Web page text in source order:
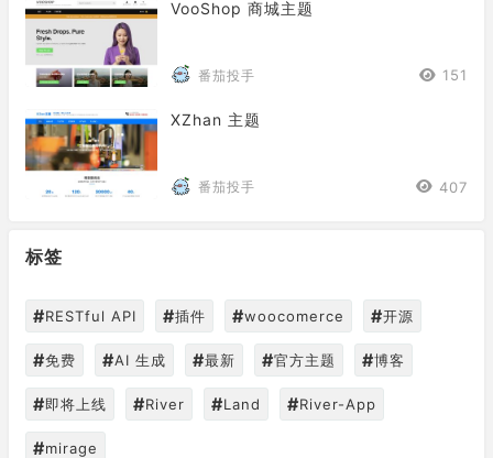
VooShop 商城主题
番茄投手 151
XZhan 主题
番茄投手 407
标签
#RESTful API #插件 #woocomerce #开源
#免费 #AI 生成 #最新 #官方主题 #博客
#即将上线 #River #Land #River-App
#mirage